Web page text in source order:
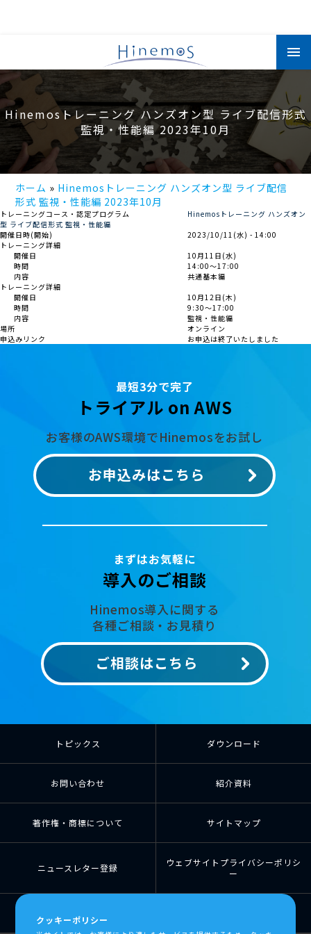
コ
ン
テ
ツHinemosトレーニング ハンズオン型 ライブ配信形式
監視・性能編 2023年10月
ホーム
Hinemosトレーニング ハンズオン型 ライブ配信
形式 監視・性能編 2023年10月
トレーニングコース・認定プログラム
Hinemosトレーニング ハンズオン
型 ライブ配信形式 監視・性能編
開催日時(開始)
2023/10/11(水) - 14:00
トレーニング詳細
開催日
10月11日(水)
時間
14:00～17:00
内容
共通基本編
トレーニング詳細
開催日
10月12日(木)
時間
9:30～17:00
内容
監視・性能編
場所
オンライン
申込みリンク
お申込は終了いたしました
最短3分で完了
トライアル on AWS
お客様のAWS環境でHinemosをお試し
お申込みはこちら
まずはお気軽に
導入のご相談
Hinemos導入に関する
各種ご相談・お見積り
ご相談はこちら
トピックス ダウンロード
お問い合わせ 紹介資料
著作権・商標について サイトマップ
ニュースレター登録
ウェブサイトプライバシーポリシ
ー
クッキーポリシー